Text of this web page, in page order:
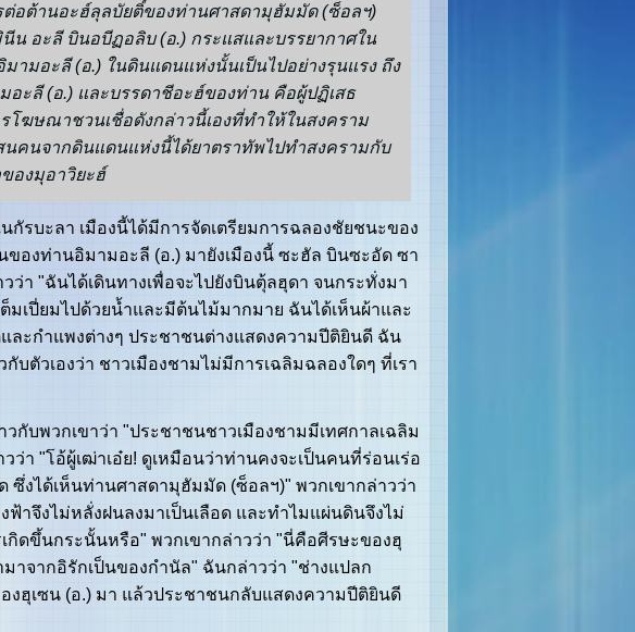
อต้านอะฮ์ลุลบัยติ์ของท่านศาสดามุฮัมมัด (ซ็อลฯ)
น อะลี บินอบีฏอลิบ (อ.) กระแสและบรรยากาศใน
มอะลี (อ.) ในดินแดนแห่งนั้นเป็นไปอย่างรุนแรง ถึง
ะลี (อ.) และบรรดาชีอะฮ์ของท่าน คือผู้ปฏิเสธ
โฆษณาชวนเชื่อดังกล่าวนี้เองที่ทำให้ในสงคราม
คนจากดินแดนแห่งนี้ได้ยาตราทัพไปทำสงครามกับ
องมุอาวิยะฮ์
บะลา เมืองนี้ได้มีการจัดเตรียมการฉลองชัยชนะของ
องท่านอิมามอะลี (อ.) มายังเมืองนี้ ซะฮัล บินซะอัด ซา
ว่า "ฉันได้เดินทางเพื่อจะไปยังบินตุ้ลฮุดา จนกระทั่งมา
มเปี่ยมไปด้วยน้ำและมีต้นไม้มากมาย ฉันได้เห็นผ้าและ
ละกำแพงต่างๆ ประชาชนต่างแสดงความปีติยินดี ฉัน
บตัวเองว่า ชาวเมืองชามไม่มีการเฉลิมฉลองใดๆ ที่เรา
พวกเขาว่า "ประชาชนชาวเมืองชามมีเทศกาลเฉลิม
า "โอ้ผู้เฒ่าเอ๋ย! ดูเหมือนว่าท่านคงจะเป็นคนที่ร่อนเร่อ
งได้เห็นท่านศาสดามุฮัมมัด (ซ็อลฯ)" พวกเขากล่าวว่า
าจึงไม่หลั่งฝนลงมาเป็นเลือด และทำไมแผ่นดินจึงไม่
ดขึ้นกระนั้นหรือ" พวกเขากล่าวว่า "นี่คือศีรษะของฮุ
จากอิรักเป็นของกำนัล" ฉันกล่าวว่า "ช่างแปลก
งฮุเซน (อ.) มา แล้วประชาชนกลับแสดงความปีติยินดี